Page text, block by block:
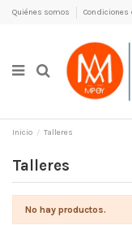
Quiénes somos Condiciones
Inicio Talleres
Talleres
No hay productos.